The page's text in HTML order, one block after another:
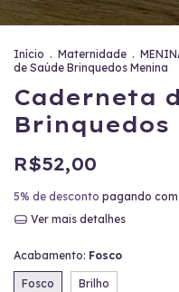
Início . Maternidade .
de Saúde Brinquedos Menina
Caderneta
Brinquedos
R$52,00
5% de desconto pagando com
Ver mais detalhes
Acabamento: Fosco
Fosco Brilho